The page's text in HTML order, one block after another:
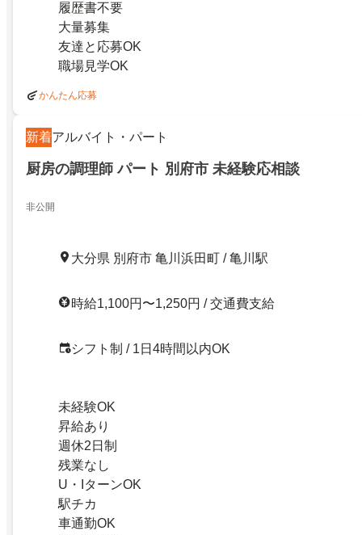
履歴書不要
大量募集
友達と応募OK
職場見学OK
かんたん応募
新着アルバイト・パート
厨房の調理師 パート 別府市 未経験応相談
非公開
大分県 別府市 亀川浜田町 / 亀川駅
時給1,100円〜1,250円 / 交通費支給
シフト制 / 1日4時間以内OK
未経験OK
昇給あり
週休2日制
残業なし
U・IターンOK
駅チカ
車通勤OK